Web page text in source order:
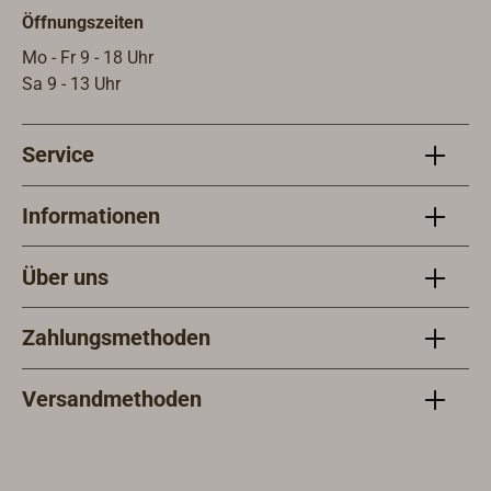
Geländer) befestigen.
Öffnungszeiten
Mo - Fr 9 - 18 Uhr
Sa 9 - 13 Uhr
Service
Informationen
Über uns
Zahlungsmethoden
Versandmethoden